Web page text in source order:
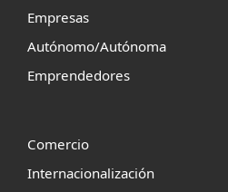
Empresas
Autónomo/Autónoma
Emprendedores
Comercio
Internacionalización